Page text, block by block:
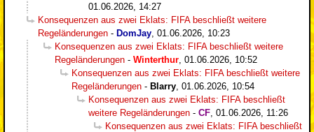
01.06.2026, 14:27
Konsequenzen aus zwei Eklats: FIFA beschließt weitere
Regeländerungen - DomJay 01.06.2026, 10:23
Konsequenzen aus zwei Eklats: FIFA beschließt weitere
Regeländerungen - Winterthur 01.06.2026, 10:52
Konsequenzen aus zwei Eklats: FIFA beschließt weitere
Regeländerungen - Blarry 01.06.2026, 10:54
Konsequenzen aus zwei Eklats: FIFA beschließt
weitere Regeländerungen - CF 01.06.2026, 11:26
Konsequenzen aus zwei Eklats: FIFA beschließt